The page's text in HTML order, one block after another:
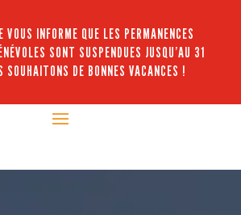
INFORME QUE LES PERMANENCES
SONT SUSPENDUES JUSQU’AU 31
SOUHAITONS DE BONNES VACANCES !